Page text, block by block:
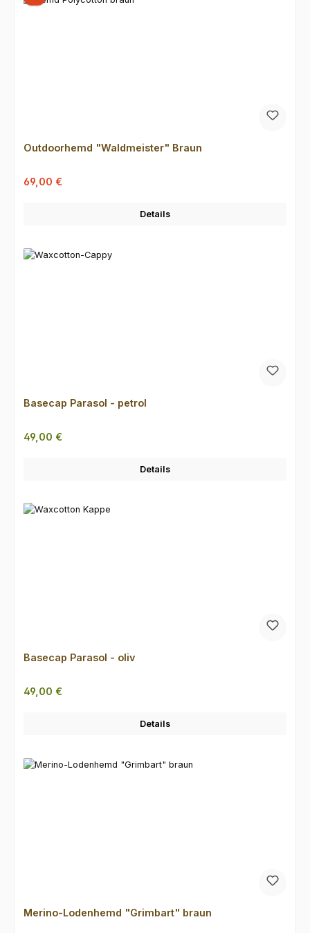
Outdoorhemd "Waldmeister" Braun
Verkaufspreis:
69,00 €
Details
Basecap Parasol - petrol
Regulärer Preis:
49,00 €
Details
Basecap Parasol - oliv
Regulärer Preis:
49,00 €
Details
Merino-Lodenhemd "Grimbart" braun